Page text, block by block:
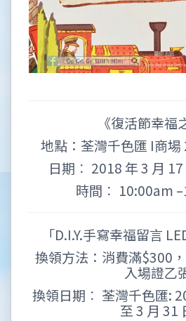
《復活節幸福
地點：荃灣千色匯 I商場
日期︰ 2018 年 3 月
時間︰ 10:00am
「D.I.Y.手寫幸福留言
換領方法：消費滿$300
入場證乙
換領日期︰ 荃灣千色匯:
至 3 月 31